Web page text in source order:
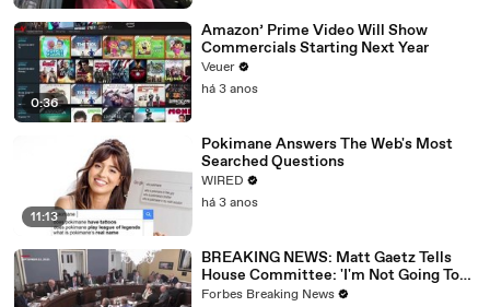
0:36
Amazon’ Prime Video Will Show
Commercials Starting Next Year
Veuer
há 3 anos
11:13
Pokimane Answers The Web's Most
Searched Questions
WIRED
há 3 anos
BREAKING NEWS: Matt Gaetz Tells
House Committee: 'I'm Not Going To
Vote For A Continuing Resolution'
Forbes Breaking News